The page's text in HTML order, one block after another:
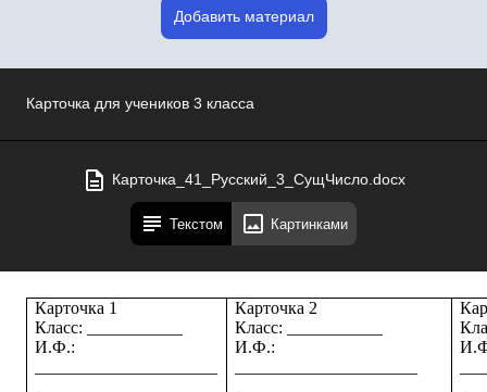
Добавить материал
Карточка для учеников 3 класса
Карточка_41_Русский_3_СущЧисло.docx
Текстом Картинками
Карточка 1
Класс: ___________
И.Ф.:
Карточка 2
Класс: ___________
И.Ф.: